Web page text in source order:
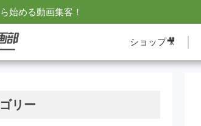
始める動画集客！
ショップ🎥
リー